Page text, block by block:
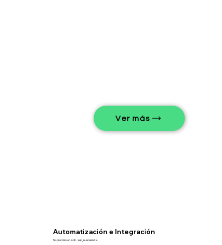
Automatización e Integración
No pierdas un solo lead, nunca más.
Ver más